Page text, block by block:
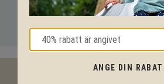
Ring oss på tel:010-20 70 001eller
ANGE DIN